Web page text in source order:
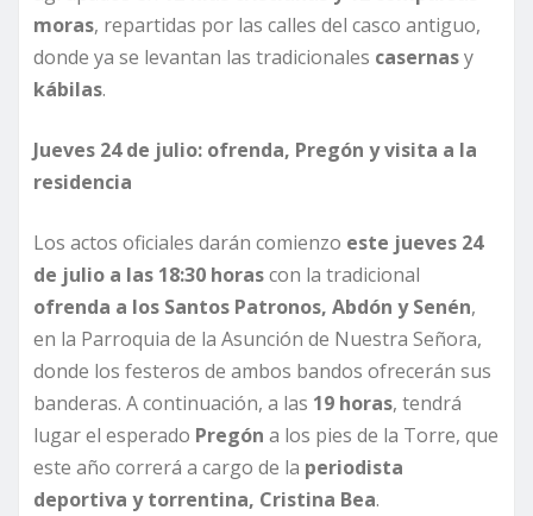
moras, repartidas por las calles del casco antiguo,
donde ya se levantan las tradicionales casernasy
kábilas.
Jueves 24 de julio: ofrenda, Pregón y visita a la
residencia
Los actos oficiales darán comienzo este jueves 24
de julio a las 18:30 horascon la tradicional
ofrenda a los Santos Patronos, Abdón y Senén,
en la Parroquia de la Asunción de Nuestra Señora,
donde los festeros de ambos bandos ofrecerán sus
banderas. A continuación, a las 19 horas, tendrá
lugar el esperado Pregón a los pies de la Torre, que
este año correrá a cargo de la periodista
deportiva y torrentina, Cristina Bea.